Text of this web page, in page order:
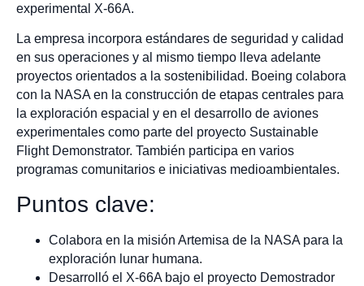
experimental X-66A.
La empresa incorpora estándares de seguridad y calidad
en sus operaciones y al mismo tiempo lleva adelante
proyectos orientados a la sostenibilidad. Boeing colabora
con la NASA en la construcción de etapas centrales para
la exploración espacial y en el desarrollo de aviones
experimentales como parte del proyecto Sustainable
Flight Demonstrator. También participa en varios
programas comunitarios e iniciativas medioambientales.
Puntos clave:
Colabora en la misión Artemisa de la NASA para la
exploración lunar humana.
Desarrolló el X-66A bajo el proyecto Demostrador